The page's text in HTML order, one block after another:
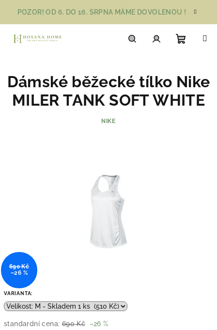
obsah
POZOR! OD 6. DO 16. SRPNA MÁME DOVOLENOU !
košík
VARIANTA:
standardní cena: 690 Kč –26 %
Dámské běžecké tílko Nike
MILER TANK SOFT WHITE
NIKE
690 Kč
–26 %